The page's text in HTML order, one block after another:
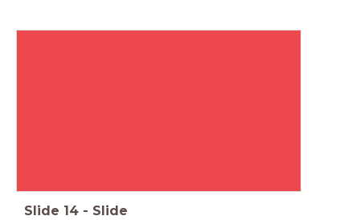
Slide 14 - Slide